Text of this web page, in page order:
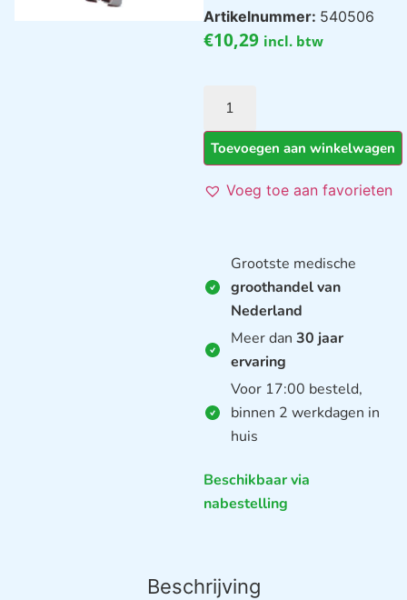
Artikelnummer: 540506
€10,29 incl. btw
Toevoegen aan winkelwagen
Voeg toe aan favorieten
Grootste medische
groothandel van
Nederland
Meer dan 30 jaar
ervaring
Voor 17:00 besteld,
binnen 2 werkdagen in
huis
Beschikbaar via
nabestelling
Beschrijving